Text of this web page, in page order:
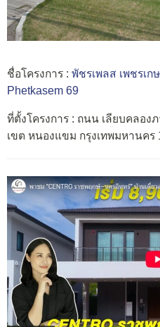
ชื่อโครงการ : พัชรเพลส เพชรเก
Phetkasem 69
ที่ตั้งโครงการ : ถนน เลียบคลอง
เขต หนองแขม กรุงเทพมหานคร